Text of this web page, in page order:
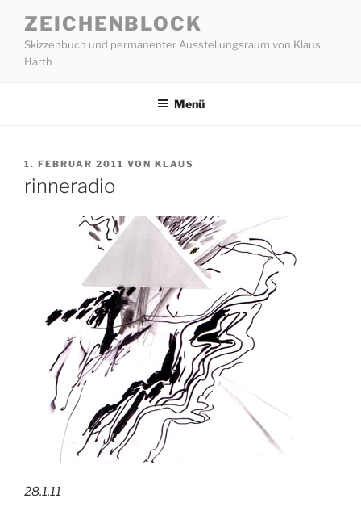
Inhalt
springen
ZEICHENBLOCK
Skizzenbuch und permanenter Ausstellungsraum von Klaus
Harth
Menü
VERÖFFENTLICHT
AM
1. FEBRUAR 2011 VON KLAUS
rinneradio
28.1.11